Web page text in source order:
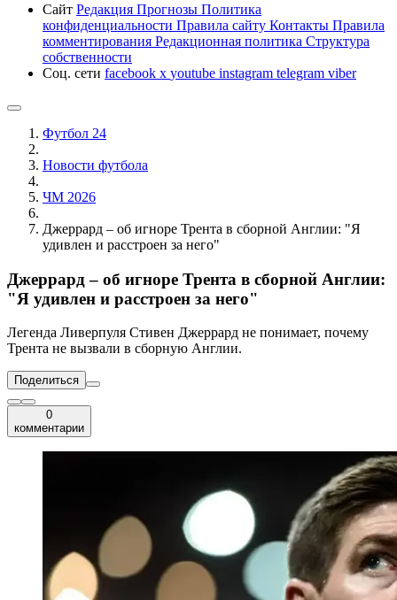
Сайт Редакция Прогнозы Политика
конфиденциальности Правила сайту Контакты Правила
комментирования Редакционная политика Структура
собственности
Соц. сети facebook x youtube instagram telegram viber
Футбол 24
Новости футбола
ЧМ 2026
Джеррард – об игноре Трента в сборной Англии: "Я
удивлен и расстроен за него"
Джеррард – об игноре Трента в сборной Англии:
"Я удивлен и расстроен за него"
Легенда Ливерпуля Стивен Джеррард не понимает, почему
Трента не вызвали в сборную Англии.
Поделиться
0
комментарии